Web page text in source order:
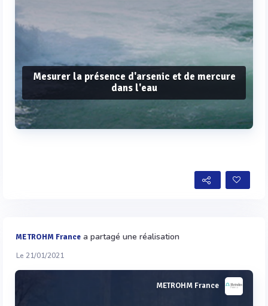
Mesurer la présence d'arsenic et de mercure
dans l'eau
METROHM France a partagé une réalisation
Le 21/01/2021
METROHM France